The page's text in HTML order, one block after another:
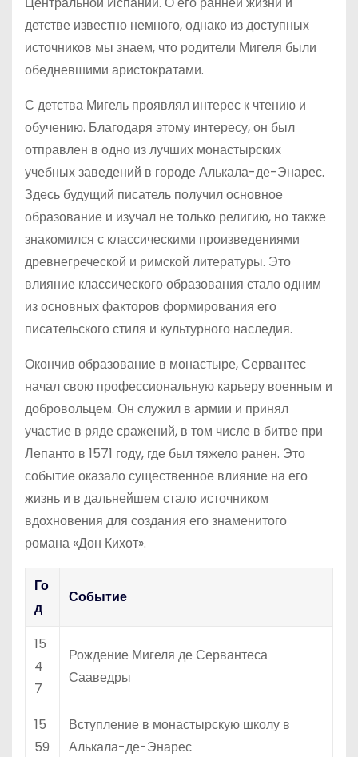
детстве известно немного, однако из доступных
источников мы знаем, что родители Мигеля были
обедневшими аристократами.
С детства Мигель проявлял интерес к чтению и
обучению. Благодаря этому интересу, он был
отправлен в одно из лучших монастырских
учебных заведений в городе Алькала-де-Энарес.
Здесь будущий писатель получил основное
образование и изучал не только религию, но также
знакомился с классическими произведениями
древнегреческой и римской литературы. Это
влияние классического образования стало одним
из основных факторов формирования его
писательского стиля и культурного наследия.
Окончив образование в монастыре, Сервантес
начал свою профессиональную карьеру военным и
добровольцем. Он служил в армии и принял
участие в ряде сражений, в том числе в битве при
Лепанто в 1571 году, где был тяжело ранен. Это
событие оказало существенное влияние на его
жизнь и в дальнейшем стало источником
вдохновения для создания его знаменитого
романа «Дон Кихот».
Го
д
Событие
15
4
7
Рождение Мигеля де Сервантеса
Сааведры
15
59
Вступление в монастырскую школу в
Алькала-де-Энарес